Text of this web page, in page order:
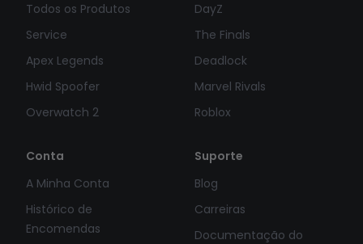
Todos os Produtos
Service
Apex Legends
Hwid Spoofer
Overwatch 2
DayZ
The Finals
Deadlock
Marvel Rivals
Roblox
Conta
A Minha Conta
Histórico de
Encomendas
Suporte
Blog
Carreiras
Documentação do